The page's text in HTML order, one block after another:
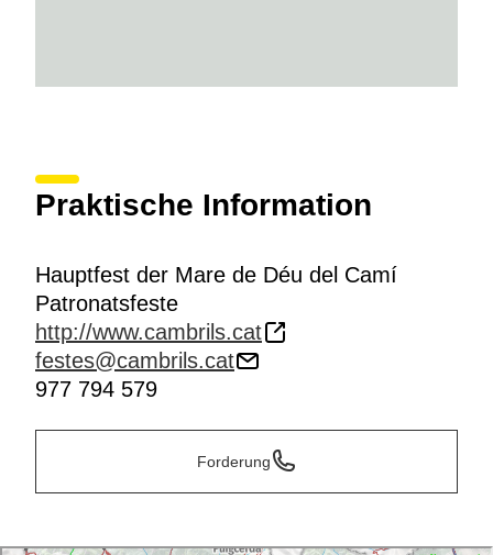
Praktische Information
Hauptfest der Mare de Déu del Camí
Patronatsfeste
http://www.cambrils.cat
festes@cambrils.cat
977 794 579
Forderung